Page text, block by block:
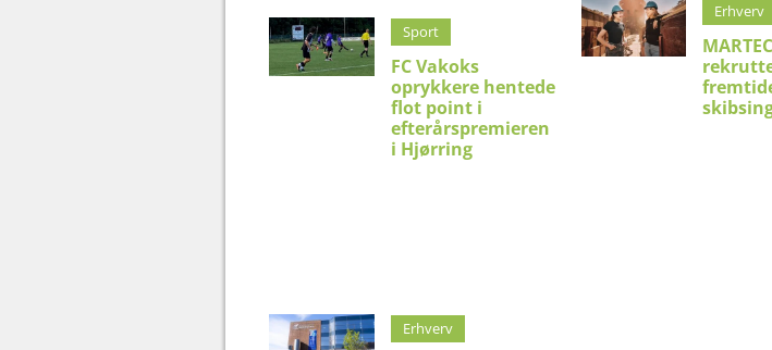
Sport
FC Vakoks
oprykkere hentede
flot point i
efterårspremieren
i Hjørring
Erhverv
Erhverv